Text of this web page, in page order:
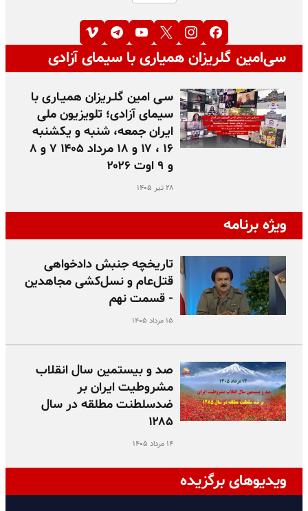
سی‌امین گلریزان همیاری با سیمای آزادی
سـی امین گلـریزان همیـاری با
سیمای آزادی؛ تلویزیون ملی
ایران جمعه، شنبه و یکشنبه
۱۶ ، ۱۷ و ۱۸ مرداد ۱۴۰۵ ۷ و ۸
و ۹ اوت ۲۰۲۶
۲۸ تیر ۱۴۰۵
ویژه برنامه
تاریخچه جنبش دادخواهی
قتل‌عام و نسل‌کشی مجاهدین
- قسمت نهم
۱۵ مرداد ۱۴۰۵
صد و بیستمین سال انقلاب
مشروطیت ایران بر
ضدسلطنت مطلقه در سال
۱۲۸۵
۱۴ مرداد ۱۴۰۵
ویدیوهای برگزیده